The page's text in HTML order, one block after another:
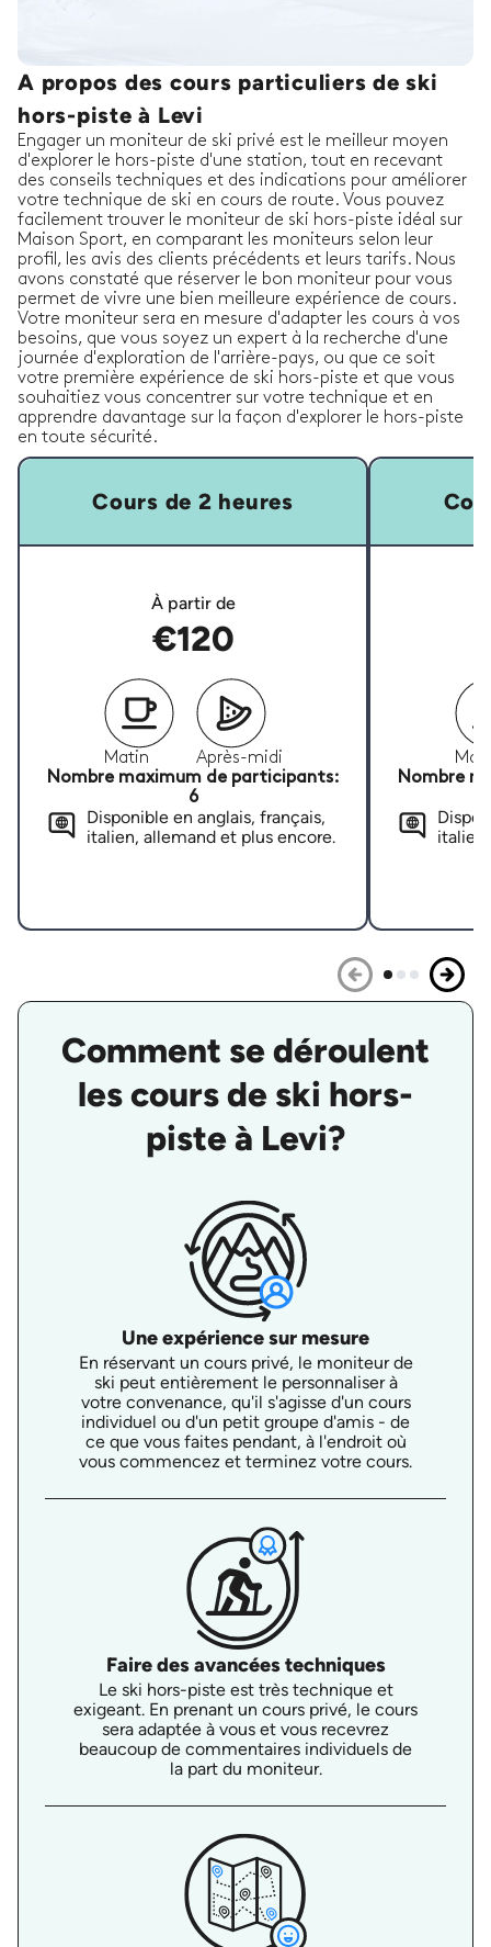
A propos des cours particuliers de ski
hors-piste à Levi
Engager un moniteur de ski privé est le meilleur moyen
d'explorer le hors-piste d'une station, tout en recevant
des conseils techniques et des indications pour améliorer
votre technique de ski en cours de route. Vous pouvez
facilement trouver le moniteur de ski hors-piste idéal sur
Maison Sport, en comparant les moniteurs selon leur
profil, les avis des clients précédents et leurs tarifs. Nous
avons constaté que réserver le bon moniteur pour vous
permet de vivre une bien meilleure expérience de cours.
Votre moniteur sera en mesure d'adapter les cours à vos
besoins, que vous soyez un expert à la recherche d'une
journée d'exploration de l'arrière-pays, ou que ce soit
votre première expérience de ski hors-piste et que vous
souhaitiez vous concentrer sur votre technique et en
apprendre davantage sur la façon d'explorer le hors-piste
en toute sécurité.
Cours de 2 heures
À partir de
€120
Matin
Après-midi
Nombre maximum de participants:
6
Disponible en anglais, français,
italien, allemand et plus encore.
Nombre
Comment se déroulent
les cours de ski hors-
piste à Levi?
Une expérience sur mesure
En réservant un cours privé, le moniteur de
ski peut entièrement le personnaliser à
votre convenance, qu'il s'agisse d'un cours
individuel ou d'un petit groupe d'amis - de
ce que vous faites pendant, à l'endroit où
vous commencez et terminez votre cours.
Faire des avancées techniques
Le ski hors-piste est très technique et
exigeant. En prenant un cours privé, le cours
sera adaptée à vous et vous recevrez
beaucoup de commentaires individuels de
la part du moniteur.